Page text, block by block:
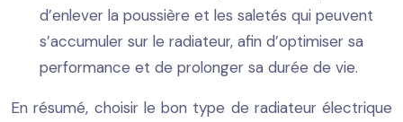
d’enlever la poussière et les saletés qui peuvent
s’accumuler sur le radiateur, afin d’optimiser sa
performance et de prolonger sa durée de vie.
En résumé, choisir le bon type de radiateur électrique